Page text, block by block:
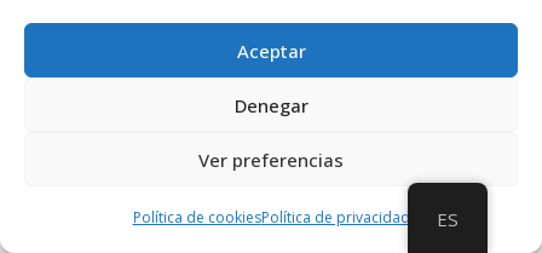
Aceptar
Denegar
Ver preferencias
Política de cookiesPolítica de privacidad
170001-2:2007 DURANTE LOS EJERCICIOS
2022 Y 2023, ASÍ COMO LA IMPLANTACIÓN DEL
SELLO “S” DE SOSTENIBILIDAD EN TURISMO
CUMPLIMIENTO DE LOS
ODS EN ORGANIZACIONES TURISTICAS.
ES